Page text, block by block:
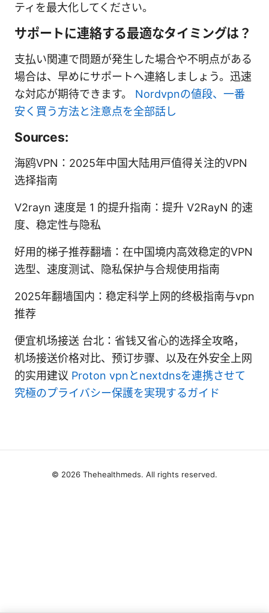
ティを最大化してください。
サポートに連絡する最適なタイミングは？
支払い関連で問題が発生した場合や不明点がある
場合は、早めにサポートへ連絡しましょう。迅速
な対応が期待できます。 Nordvpnの値段、一番
安く買う方法と注意点を全部話し
Sources:
海鸥VPN：2025年中国大陆用户值得关注的VPN
选择指南
V2rayn 速度是 1 的提升指南：提升 V2RayN 的速
度、稳定性与隐私
好用的梯子推荐翻墙：在中国境内高效稳定的VPN
选型、速度测试、隐私保护与合规使用指南
2025年翻墙国内：稳定科学上网的终极指南与vpn
推荐
便宜机场接送 台北：省钱又省心的选择全攻略，
机场接送价格对比、预订步骤、以及在外安全上网
的实用建议 Proton vpnとnextdnsを連携させて
究極のプライバシー保護を実現するガイド
© 2026 Thehealthmeds. All rights reserved.